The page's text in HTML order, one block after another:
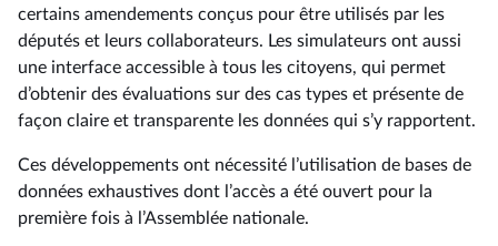
certains amendements conçus pour être utilisés par les
députés et leurs collaborateurs. Les simulateurs ont aussi
une interface accessible à tous les citoyens, qui permet
d’obtenir des évaluations sur des cas types et présente de
façon claire et transparente les données qui s’y rapportent.
Ces développements ont nécessité l’utilisation de bases de
données exhaustives dont l’accès a été ouvert pour la
première fois à l’Assemblée nationale.